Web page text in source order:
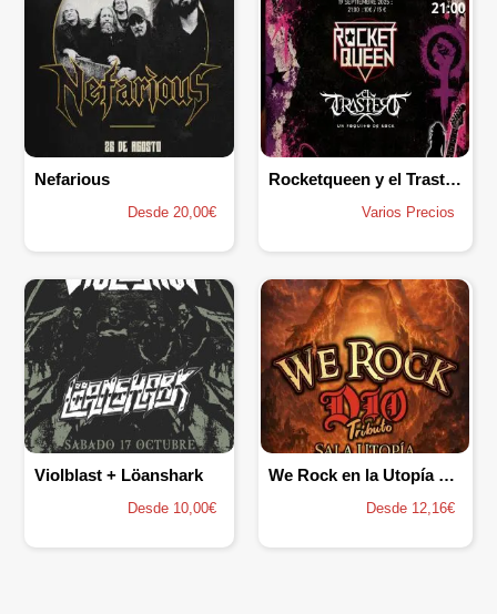
Nefarious
Desde 20,00€
Rocketqueen y el Trastero
Varios Precios
Violblast + Löanshark
Desde 10,00€
We Rock en la Utopía de Zaragoza
Desde 12,16€